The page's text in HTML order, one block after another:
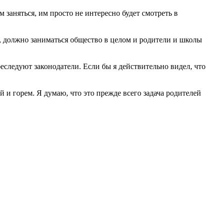
им просто не интересно будет смотреть в
заниматься общество в целом и родители и школы
законодатели. Если бы я действительно видел, что
и горем. Я думаю, что это прежде всего задача родителей